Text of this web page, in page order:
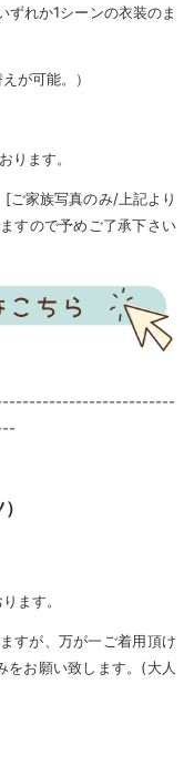
れか1シーンの衣装のま
が可能。）
ります。
ご家族写真のみ/上記より
すので予めご了承下さい
ます。
すが、万が一ご着用頂け
をお願い致します。(大人